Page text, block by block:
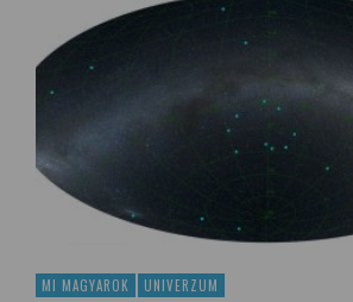
MI MAGYAROK UNIVERZUM